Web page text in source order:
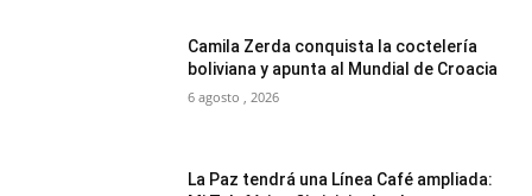
Camila Zerda conquista la coctelería
boliviana y apunta al Mundial de Croacia
6 agosto , 2026
La Paz tendrá una Línea Café ampliada: